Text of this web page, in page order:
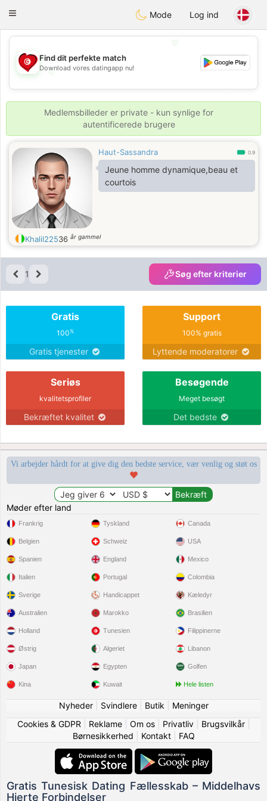
Tunisia Dating
Toggle
Mode Log ind
💖
💕
💕
Find dit perfekte match
Download vores datingapp nu!
Medlemsbilleder er private - kun synlige for
autentificerede brugere
Haut-Sassandra 0.9
Jeune homme dynamique,beau et
courtois
Khalil22536 år gammel
1 Søg efter kriterier
Gratis
100%
Gratis tjenester
Support
100% gratis
Lyttende moderatorer
Seriøs
kvalitetsprofiler
Bekræftet kvalitet
Besøgende
Meget besøgt
Det bedste
Vi arbejder hårdt for at give dig den bedste service, vær venlig og støt os
Møder efter land
Frankrig
Belgien
Spanien
Italien
Sverige
Tyskland
Schweiz
England
Portugal
Handicappet
Canada
USA
Mexico
Colombia
Kæledyr
Australien
Holland
Østrig
Japan
Kina
Marokko
Tunesien
Algeriet
Egypten
Kuwait
Brasilien
Filippinerne
Libanon
Golfen
Hele listen
Nyheder| Svindlere| Butik
Meninger
Cookies & GDPR
Reklame| Om os| Privatliv| Brugsvilkår|
Børnesikkerhed
Kontakt| FAQ
Gratis Tunesisk Dating Fællesskab – Middelhavs
Hjerte Forbindelser